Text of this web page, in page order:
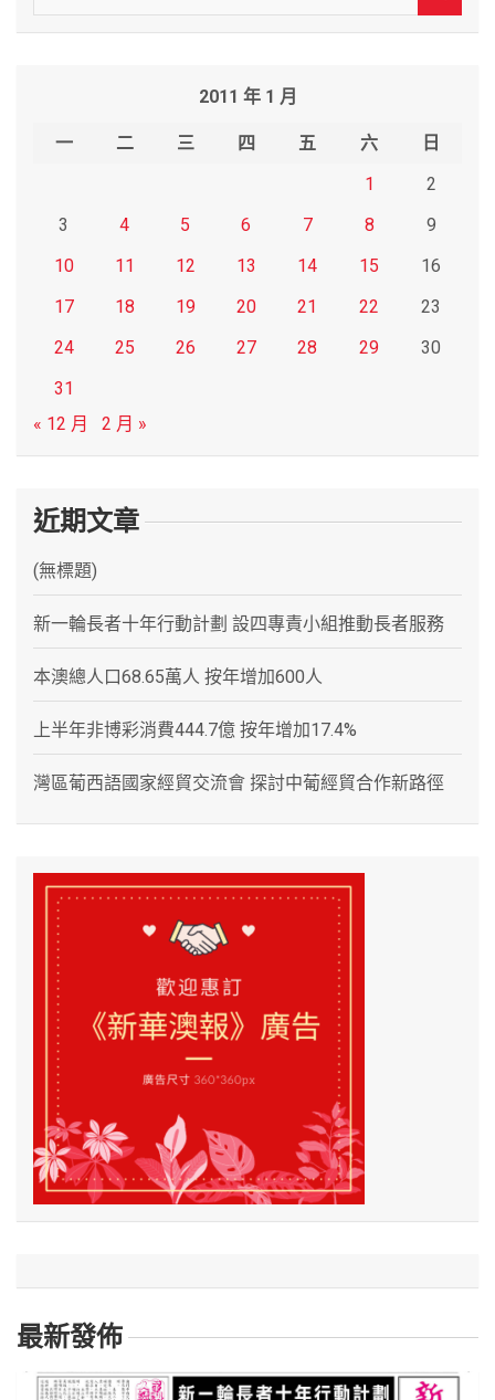
e
2011 年 1 月
一 二 三 四 五 六
日
1
2
3
4 5 6 7 8
9
10
11 12 13 14 15
16
17
18 19 20 21 22
23
24
25 26 27 28 29
30
31
« 12 月
2 月 »
近期文章
(無標題)
新一輪長者十年行動計劃 設四專責小組推動長者服務
本澳總人口68.65萬人 按年增加600人
上半年非博彩消費444.7億 按年增加17.4%
灣區葡西語國家經貿交流會 探討中葡經貿合作新路徑
最新發佈